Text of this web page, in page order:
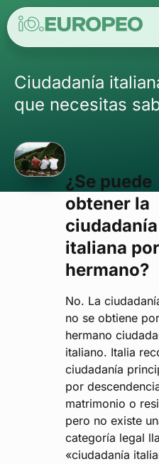
Ciudadanía
que necesitas
¿Se puede
obtener la
ciudadanía
italiana por
hermano?
No. La
no se obtiene
hermano
italiano. Italia
ciudadanía
por
matrimonio o
pero no existe
categoría legal
«ciudadanía